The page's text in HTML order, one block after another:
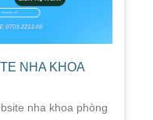
NHA KHOA
nha khoa phòng